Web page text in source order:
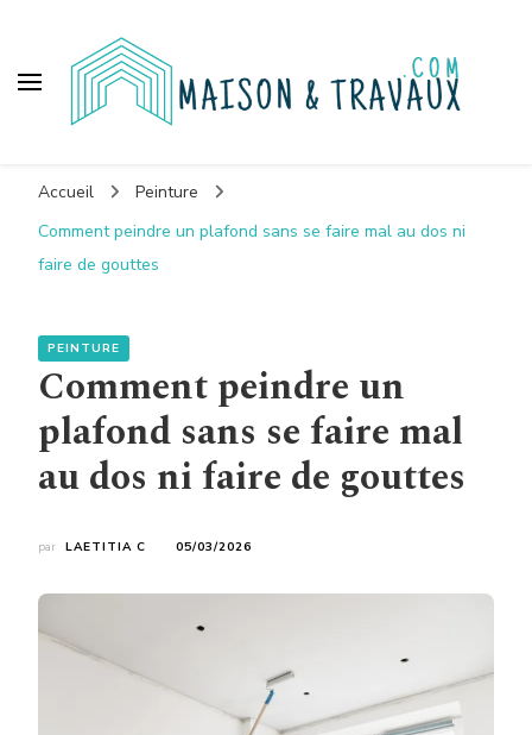
Accueil
Peinture
Comment peindre un plafond sans se faire mal au dos ni
faire de gouttes
PEINTURE
Comment peindre un
plafond sans se faire mal
au dos ni faire de gouttes
par LAETITIA C 05/03/2026